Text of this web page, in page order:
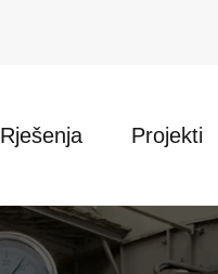
Rješenja Projekti